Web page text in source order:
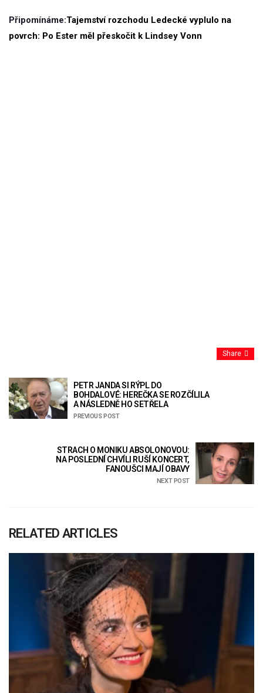
Připomínáme:Tajemství rozchodu Ledecké vyplulo na
povrch: Po Ester měl přeskočit k Lindsey Vonn
Share
PETR JANDA SI RÝPL DO
BOHDALOVÉ: HEREČKA SE ROZČÍLILA
A NÁSLEDNĚ HO SETŘELA
PREVIOUS POST
STRACH O MONIKU ABSOLONOVOU:
NA POSLEDNÍ CHVÍLI RUŠÍ KONCERT,
FANOUŠCI MAJÍ OBAVY
NEXT POST
RELATED ARTICLES